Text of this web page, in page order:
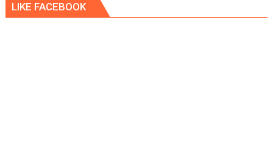
ชวน
หน้า
LIKE FACEBOOK